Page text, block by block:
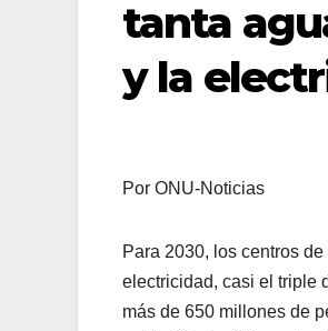
tanta
y la
Por ONU-Noticias
Para 2030, los centros
electricidad, casi el triple
más de 650 millones de